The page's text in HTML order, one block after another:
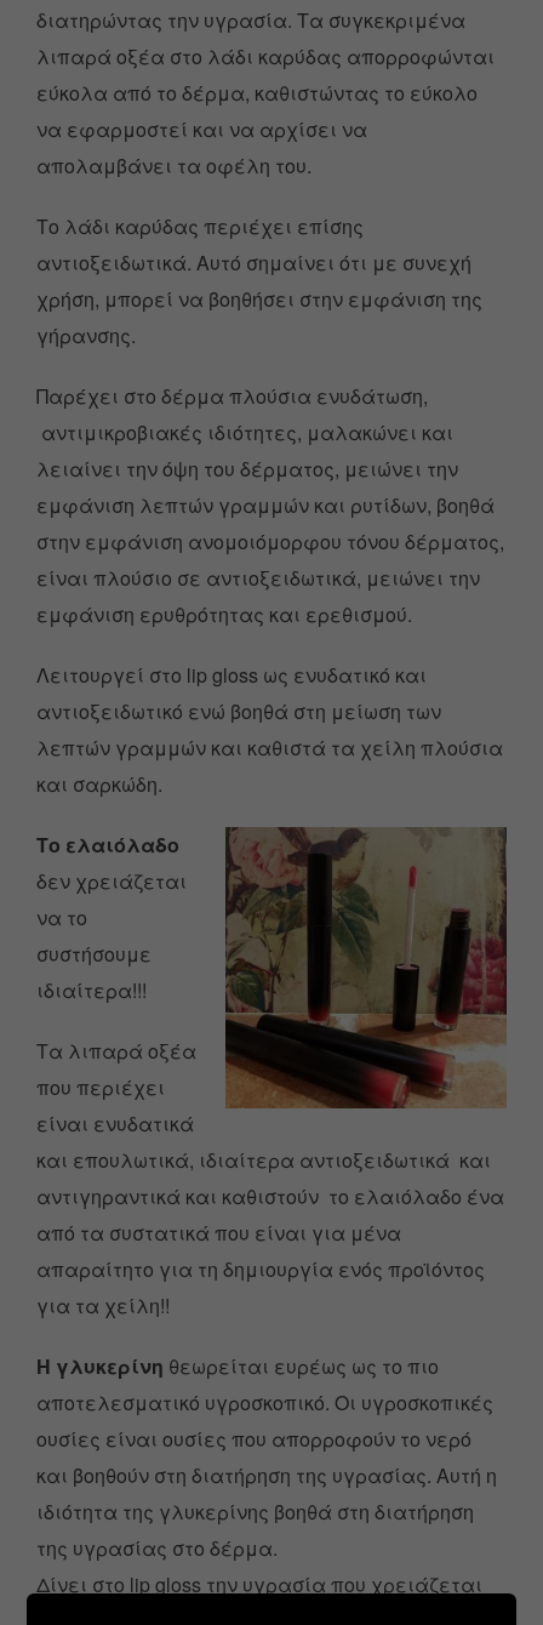
διατηρώντας την υγρασία. Τα συγκεκριμένα
λιπαρά οξέα στο λάδι καρύδας απορροφώνται
εύκολα από το δέρμα, καθιστώντας το εύκολο
να εφαρμοστεί και να αρχίσει να
απολαμβάνει τα οφέλη του.
Το λάδι καρύδας περιέχει επίσης
αντιοξειδωτικά. Αυτό σημαίνει ότι με συνεχή
χρήση, μπορεί να βοηθήσει στην εμφάνιση της
γήρανσης.
Παρέχει στο δέρμα πλούσια ενυδάτωση,
αντιμικροβιακές ιδιότητες, μαλακώνει και
λειαίνει την όψη του δέρματος, μειώνει την
εμφάνιση λεπτών γραμμών και ρυτίδων, βοηθά
στην εμφάνιση ανομοιόμορφου τόνου δέρματος,
είναι πλούσιο σε αντιοξειδωτικά, μειώνει την
εμφάνιση ερυθρότητας και ερεθισμού.
Λειτουργεί στο lip gloss ως ενυδατικό και
αντιοξειδωτικό ενώ βοηθά στη μείωση των
λεπτών γραμμών και καθιστά τα χείλη πλούσια
και σαρκώδη.
Το ελαιόλαδο
δεν χρειάζεται
να το
συστήσουμε
ιδιαίτερα!!!
Τα λιπαρά οξέα
που περιέχει
είναι ενυδατικά
και επουλωτικά, ιδιαίτερα αντιοξειδωτικά και
αντιγηραντικά και καθιστούν το ελαιόλαδο ένα
από τα συστατικά που είναι για μένα
απαραίτητο για τη δημιουργία ενός προϊόντος
για τα χείλη!!
Η γλυκερίνη θεωρείται ευρέως ως το πιο
αποτελεσματικό υγροσκοπικό. Οι υγροσκοπικές
ουσίες είναι ουσίες που απορροφούν το νερό
και βοηθούν στη διατήρηση της υγρασίας. Αυτή η
ιδιότητα της γλυκερίνης βοηθά στη διατήρηση
της υγρασίας στο δέρμα.
Δίνει στο lip gloss την υγρασία που χρειάζεται